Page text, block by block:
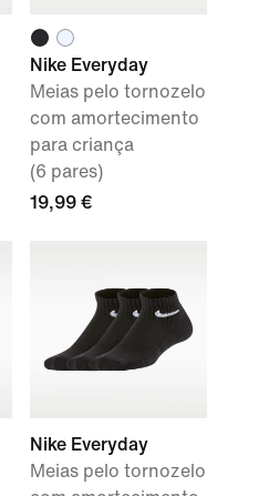
Nike Everyday
Meias pelo tornozelo
com amortecimento
para criança
(6 pares)
19,99 €
Nike Everyday
Meias pelo tornozelo